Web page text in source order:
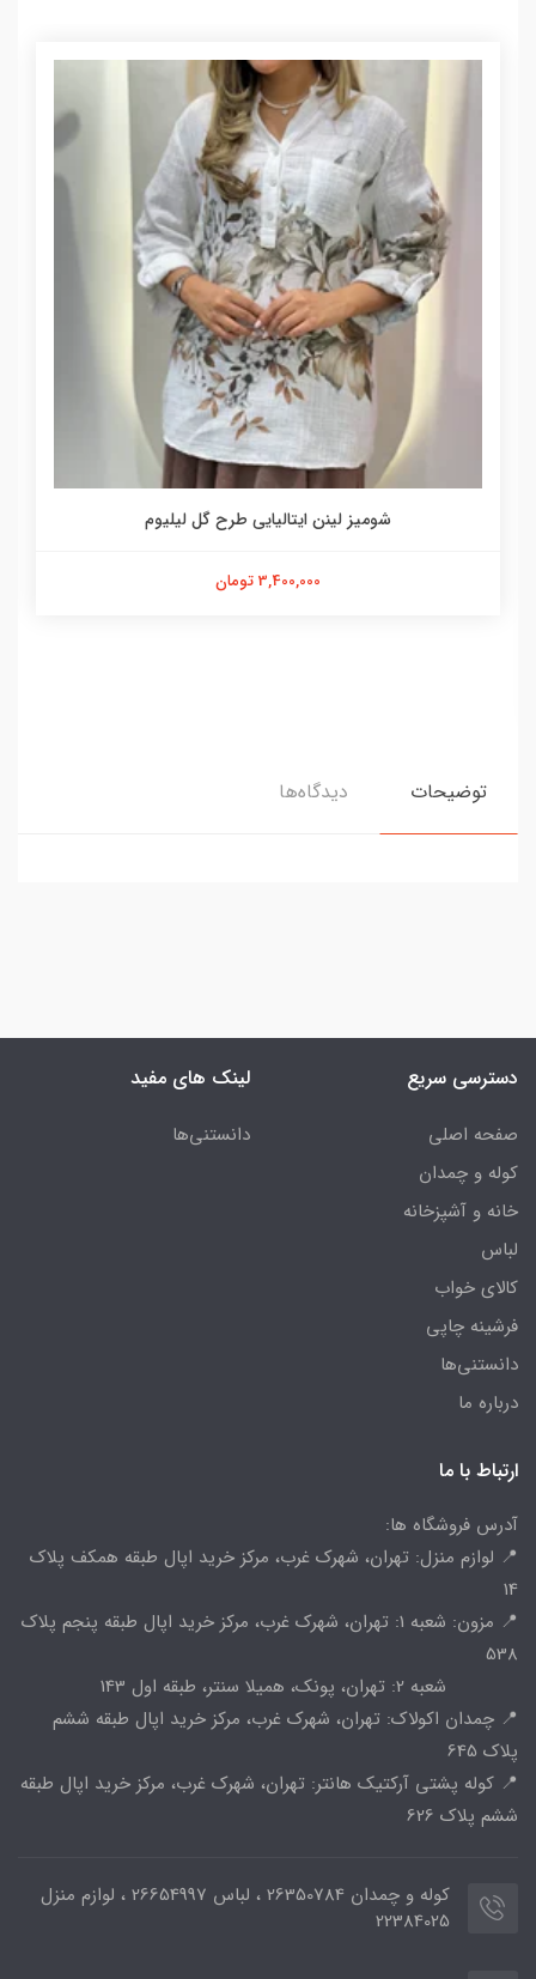
شومیز لینن ایتالیایی طرح گل لیلیوم
3,400,000 تومان
توضیحات دیدگاه‌ها
دسترسی سریع
صفحه اصلی
کوله و چمدان
خانه و آشپزخانه
لباس
کالای خواب
فرشینه چاپی
دانستنی‌ها
درباره ما
لینک های مفید
دانستنی‌ها
ارتباط با ما
آدرس فروشگاه ها:
📍 لوازم منزل: تهران، شهرک غرب، مرکز خرید اپال طبقه همکف پلاک
14
📍 مزون: شعبه 1: تهران، شهرک غرب، مرکز خرید اپال طبقه پنجم پلاک
538
شعبه 2: تهران، پونک، همیلا سنتر، طبقه اول 143
📍 چمدان اکولاک: تهران، شهرک غرب، مرکز خرید اپال طبقه ششم
پلاک 645
📍 کوله پشتی آرکتیک هانتر: تهران، شهرک غرب، مرکز خرید اپال طبقه
ششم پلاک 626
کوله و چمدان 26350784 ، لباس 26654997 ، لوازم منزل
22384025